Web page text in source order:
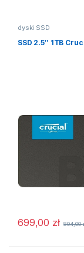
dyski SSD
SSD 2.5″ 1TB
699,00 zł 804,00